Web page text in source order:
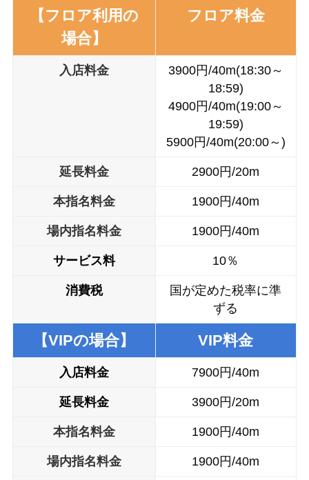
【フロア利用の
場合】
フロア料金
入店料金
3900円/40m(18:30～
18:59)
4900円/40m(19:00～
19:59)
5900円/40m(20:00～)
延長料金 2900円/20m
本指名料金 1900円/40m
場内指名料金 1900円/40m
サービス料 10％
消費税
国が定めた税率に準
ずる
【VIPの場合】 VIP料金
入店料金 7900円/40m
延長料金 3900円/20m
本指名料金 1900円/40m
場内指名料金 1900円/40m